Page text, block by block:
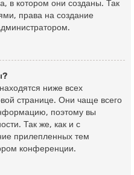
в котором они созданы. Так
права на создание
ниже всех
странице. Они чаще всего
поэтому вы
Так же, как и с
прилепленных тем
конференции.